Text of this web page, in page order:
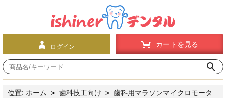
ログイン カートを見る
位置: ホーム > 歯科技工向け > 歯科用マラソンマイクロモータ